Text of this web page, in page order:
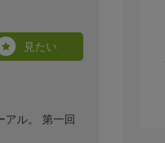
見たい
ル。 第一回